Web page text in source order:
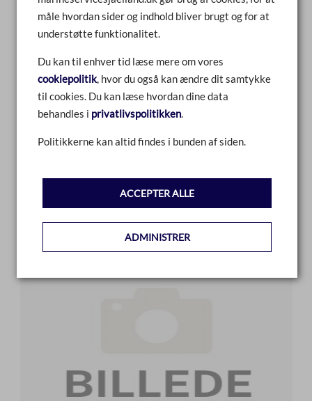
TÆNDKABLER V6
måle hvordan sider og indhold bliver brugt og for at
understøtte funktionalitet.
Du kan til enhver tid læse mere om vores
cookiepolitik, hvor du også kan ændre dit samtykke
til cookies. Du kan læse hvordan dine data
behandles i privatlivspolitikken.
Politikkerne kan altid findes i bunden af siden.
ACCEPTER ALLE
ADMINISTRER